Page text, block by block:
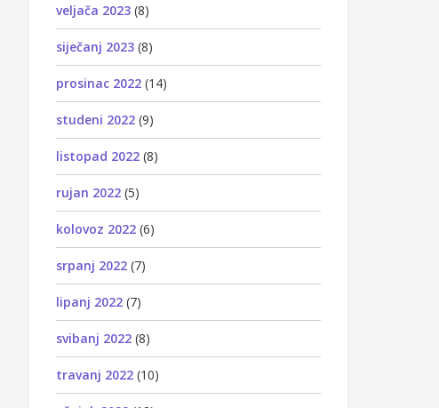
veljača 2023 (8)
siječanj 2023 (8)
prosinac 2022 (14)
studeni 2022 (9)
listopad 2022 (8)
rujan 2022 (5)
kolovoz 2022 (6)
srpanj 2022 (7)
lipanj 2022 (7)
svibanj 2022 (8)
travanj 2022 (10)